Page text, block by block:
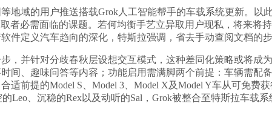
域的用户推送搭载Grok人工智能帮手的车载系统更新。以
者必需面临的课题。若何均衡手艺立异取用户现私，将来将
件定义汽车趋向的深化，特斯拉强调，省去手动查阅文档的步
并针对分歧春秋层设想交互模式，这种差同化策略或将成
、趣味问答等内容；功能启用需满脚两个前提：车辆需配
前提的Model S、Model 3、Model X及Model Y车从可免费
Leo、沉稳的Rex以及动听的Sal，Grok被整合至特斯拉车载